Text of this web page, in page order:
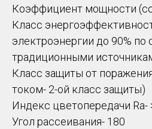
Коэффициент мощности
Класс
электроэнергии до 90% по
традиционными
Класс защиты от
током- 2-ой класс защиты)
Индекс цветопередачи Ra-
Угол рассеивания- 180